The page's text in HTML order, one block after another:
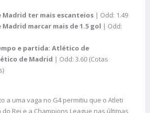
ter mais escanteios | Odd: 1.49
marcar mais de 1.5 gol | Odd:
e partida: Atlético de
de Madrid | Odd: 3.60 (Cotas
a uma vaga no G4 permitiu que o Atleti
Rei e a Champions League nas últimas